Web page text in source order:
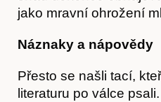
jako mravní ohrožení
Náznaky a nápovědy
Přesto se našli tací,
literaturu po válce